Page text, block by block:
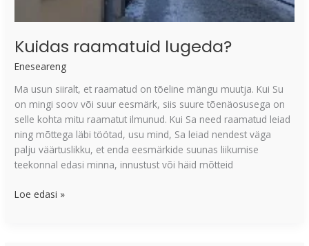
Kuidas raamatuid lugeda?
Eneseareng
Ma usun siiralt, et raamatud on tõeline mängu muutja. Kui Su
on mingi soov või suur eesmärk, siis suure tõenäosusega on
selle kohta mitu raamatut ilmunud. Kui Sa need raamatud leiad
ning mõttega läbi töötad, usu mind, Sa leiad nendest väga
palju väärtuslikku, et enda eesmärkide suunas liikumise
teekonnal edasi minna, innustust või häid mõtteid
Loe edasi »